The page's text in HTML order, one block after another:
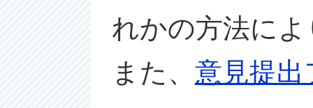
れかの方法に
また、 意見提